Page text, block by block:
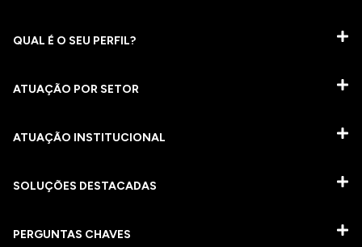
QUAL É O SEU PERFIL?
ATUAÇÃO POR SETOR
ATUAÇÃO INSTITUCIONAL
SOLUÇÕES DESTACADAS
PERGUNTAS CHAVES​